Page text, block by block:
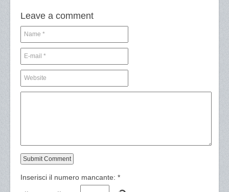
Leave a comment
Inserisci il numero mancante: *